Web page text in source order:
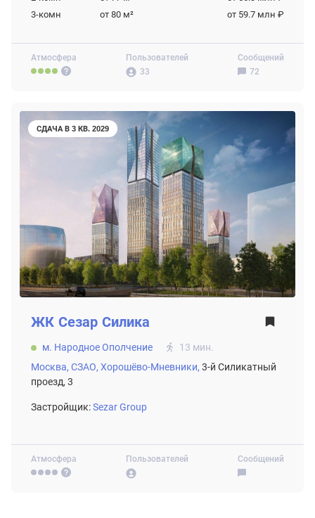
Атмосфера
Пользователей
33
Сообщений
72
3-комн
от 80 м² от 59.7 млн ₽
СДАЧА В 3 КВ. 2029
Атмосфера Пользователей Сообщений
ЖК Сезар Силика
м. Народное Ополчение
13 мин.
Москва, СЗАО, Хорошёво-Мневники, 3-й Силикатный
проезд, 3
Застройщик:Sezar Group